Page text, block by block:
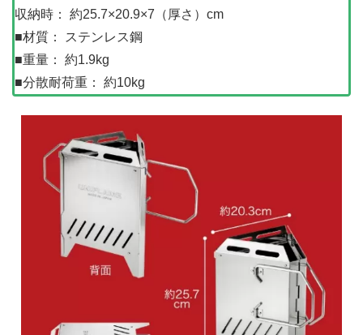
収納時： 約25.7×20.9×7（厚さ）cm
■材質： ステンレス鋼
■重量： 約1.9kg
■分散耐荷重： 約10kg